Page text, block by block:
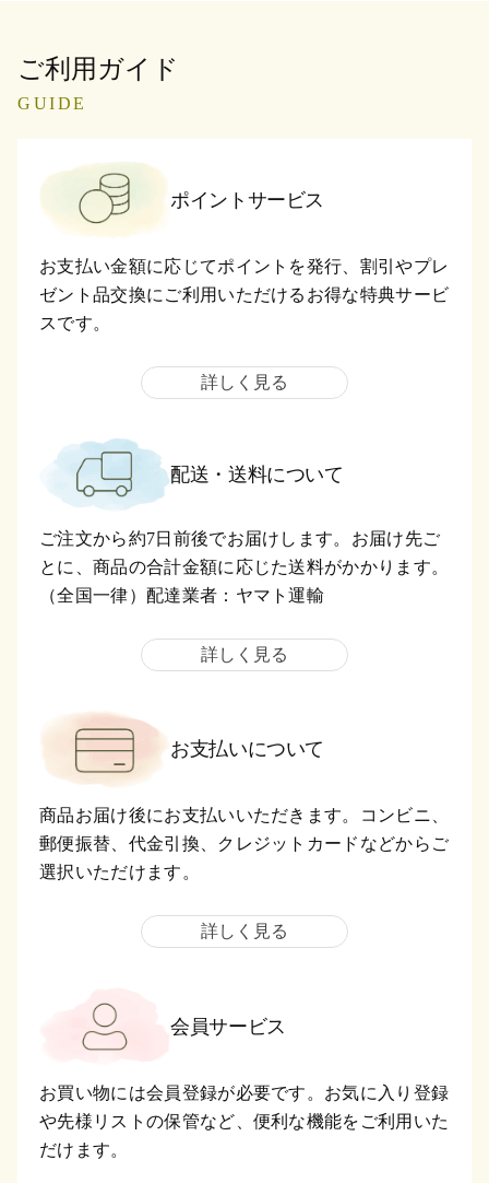
ご利用ガイド
GUIDE
ポイントサービス
お支払い金額に応じてポイントを発行、割引やプレ
ゼント品交換にご利用いただけるお得な特典サービ
スです。
詳しく見る
配送・送料について
ご注文から約7日前後でお届けします。お届け先ご
とに、商品の合計金額に応じた送料がかかります。
（全国一律）配達業者：ヤマト運輸
詳しく見る
お支払いについて
商品お届け後にお支払いいただきます。コンビニ、
郵便振替、代金引換、クレジットカードなどからご
選択いただけます。
詳しく見る
会員サービス
お買い物には会員登録が必要です。お気に入り登録
や先様リストの保管など、便利な機能をご利用いた
だけます。